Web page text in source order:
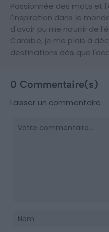
Passionnée des mots et
l'inspiration dans le
d'avoir pu me nourrir de
Caraïbe, je me plais à
destinations dès que
0 Commentaire(s)
Laisser un commentaire